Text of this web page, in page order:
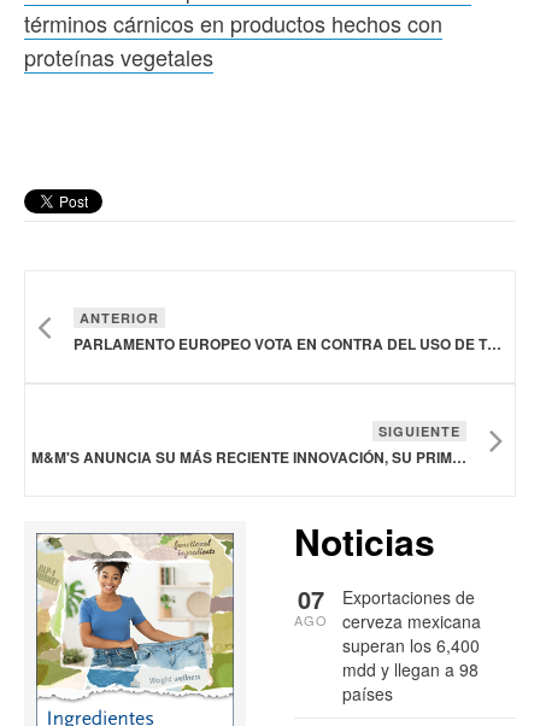
términos cárnicos en productos hechos con
proteínas vegetales
ANTERIOR
PARLAMENTO EUROPEO VOTA EN CONTRA DEL USO DE TÉRMINOS CÁRNICOS EN PRODUCTOS HECHOS CON PROTEÍNAS VEGETALES
SIGUIENTE
M&M'S ANUNCIA SU MÁS RECIENTE INNOVACIÓN, SU PRIMER CARAMELO LIOFILIZADO
Noticias
Exportaciones de
cerveza mexicana
superan los 6,400
mdd y llegan a 98
países
07
AGO